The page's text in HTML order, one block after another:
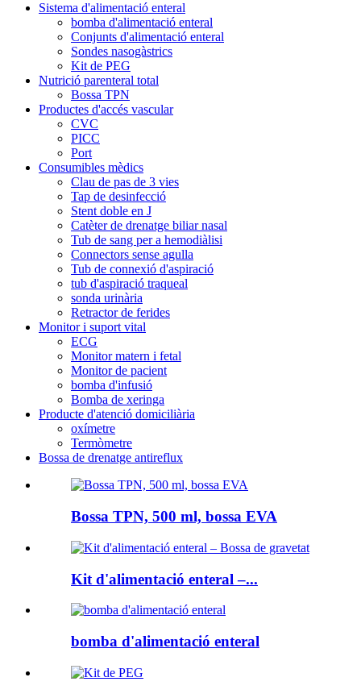
Sistema d'alimentació enteral
bomba d'alimentació enteral
Conjunts d'alimentació enteral
Sondes nasogàstrics
Kit de PEG
Nutrició parenteral total
Bossa TPN
Productes d'accés vascular
CVC
PICC
Port
Consumibles mèdics
Clau de pas de 3 vies
Tap de desinfecció
Stent doble en J
Catèter de drenatge biliar nasal
Tub de sang per a hemodiàlisi
Connectors sense agulla
Tub de connexió d'aspiració
tub d'aspiració traqueal
sonda urinària
Retractor de ferides
Monitor i suport vital
ECG
Monitor matern i fetal
Monitor de pacient
bomba d'infusió
Bomba de xeringa
Producte d'atenció domiciliària
oxímetre
Termòmetre
Bossa de drenatge antireflux
Bossa TPN, 500 ml, bossa EVA
Kit d'alimentació enteral –...
bomba d'alimentació enteral